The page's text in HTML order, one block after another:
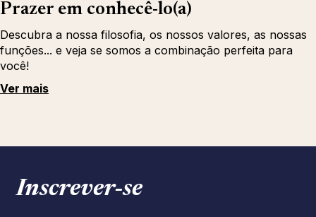
Prazer em conhecê-lo(a)
Descubra a nossa filosofia, os nossos valores, as nossas
funções... e veja se somos a combinação perfeita para
você!
Ver mais
Inscrever‑se